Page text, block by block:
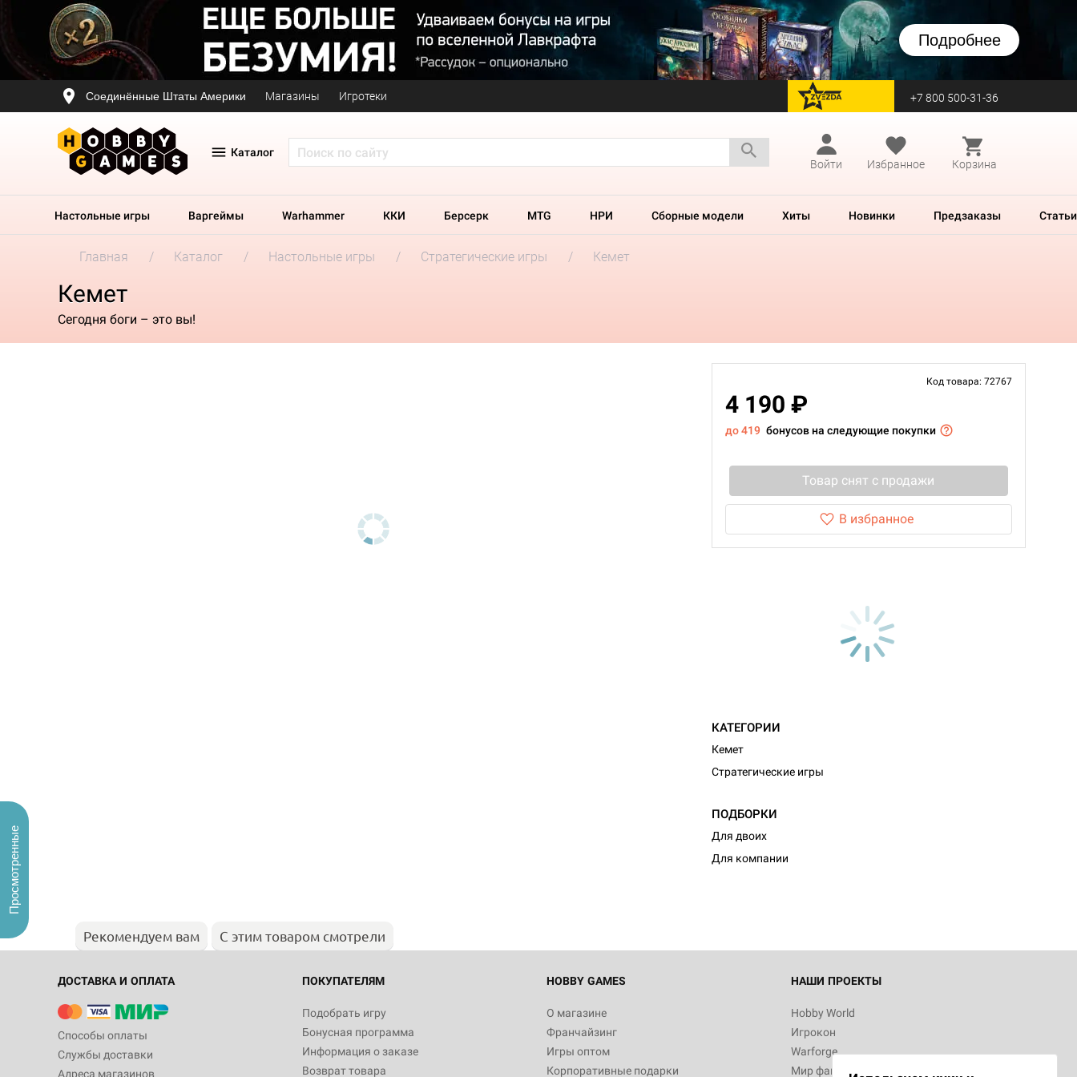
Подробнее
Соединённые Штаты Америки Магазины Игротеки перейти на Zvezda +7 800 500-31-36
Каталог
Войти
Избранное Корзина
Настольные игры Варгеймы Warhammer ККИ Берсерк MTG НРИ Сборные модели Хиты Новинки Предзаказы Статьи
Главная Каталог Настольные игры Стратегические игры Кемет
Кемет
Сегодня боги – это вы!
Код товара: 72767
4 190 ₽
до 419 бонусов на следующие покупки
Товар снят с продажи
В избранное
КАТЕГОРИИ
Кемет
Стратегические игры
ПОДБОРКИ
Для двоих
Для компании
Рекомендуем вам С этим товаром смотрели
ДОСТАВКА И ОПЛАТА
Способы оплаты
Службы доставки
Адреса магазинов
ПОКУПАТЕЛЯМ
Подобрать игру
Бонусная программа
Информация о заказе
Возврат товара
HOBBY GAMES
О магазине
Франчайзинг
Игры оптом
Корпоративные подарки
НАШИ ПРОЕКТЫ
Hobby World
Игрокон
Warforge
Мир фантастики
Просмотренные
Настольная игра Hobby World Монстры
Белая смерть
12 990
Настольная игра Hobby World Берсерк.